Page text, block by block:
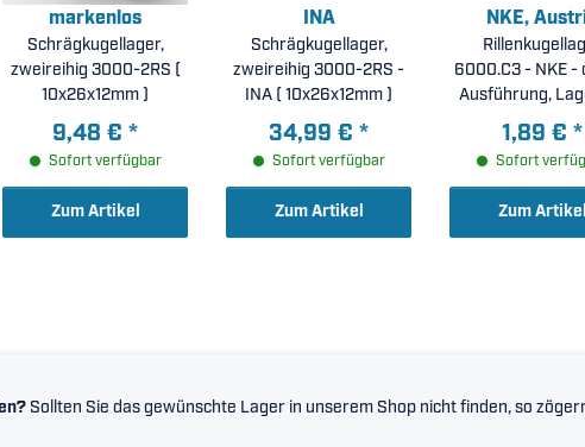
markenlos
Schrägkugellager,
zweireihig 3000-2RS (
10x26x12mm )
9,48 € *
Sofort verfügbar
Zum Artikel
INA
Schrägkugellager,
zweireihig 3000-2RS -
INA ( 10x26x12mm )
34,99 € *
Sofort verfügbar
Zum Artikel
NKE,
6000.C3 - NKE -
Ausführung,
C3 (1,89 € *
Sofort
Zum
Sollten Sie das gewünschte Lager in unserem Shop nicht finden, so